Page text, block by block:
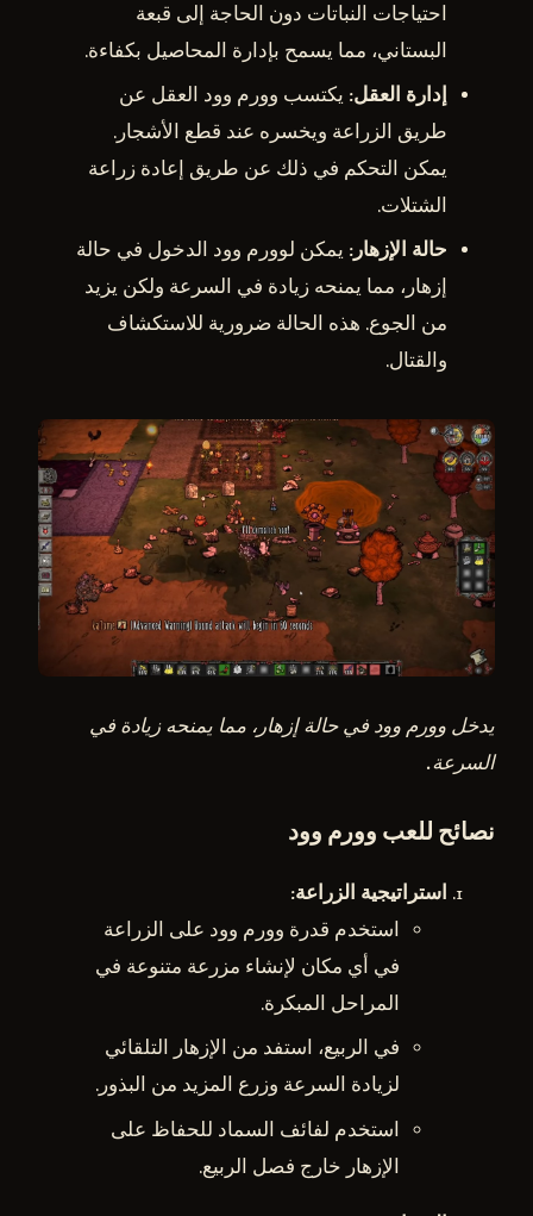
احتياجات النباتات دون الحاجة إلى قبعة
البستاني، مما يسمح بإدارة المحاصيل بكفاءة.
إدارة العقل: يكتسب وورم وود العقل عن
طريق الزراعة ويخسره عند قطع الأشجار.
يمكن التحكم في ذلك عن طريق إعادة زراعة
الشتلات.
حالة الإزهار: يمكن لوورم وود الدخول في حالة
إزهار، مما يمنحه زيادة في السرعة ولكن يزيد
من الجوع. هذه الحالة ضرورية للاستكشاف
والقتال.
يدخل وورم وود في حالة إزهار، مما يمنحه زيادة في
السرعة.
نصائح للعب وورم وود
استراتيجية الزراعة:
استخدم قدرة وورم وود على الزراعة
في أي مكان لإنشاء مزرعة متنوعة في
المراحل المبكرة.
في الربيع، استفد من الإزهار التلقائي
لزيادة السرعة وزرع المزيد من البذور.
استخدم لفائف السماد للحفاظ على
الإزهار خارج فصل الربيع.